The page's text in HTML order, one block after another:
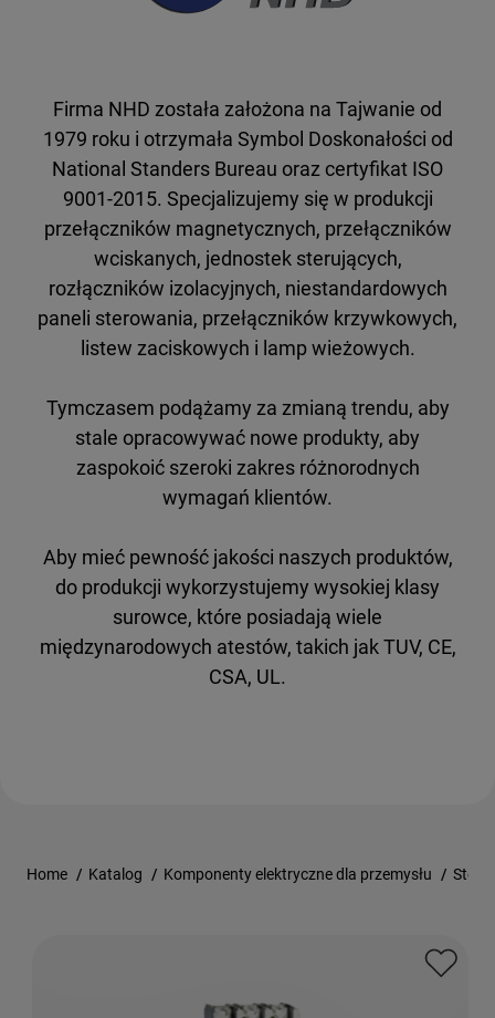
Firma NHD została założona na Tajwanie od
1979 roku i otrzymała Symbol Doskonałości od
National Standers Bureau oraz certyfikat ISO
9001-2015. Specjalizujemy się w produkcji
przełączników magnetycznych, przełączników
wciskanych, jednostek sterujących,
rozłączników izolacyjnych, niestandardowych
paneli sterowania, przełączników krzywkowych,
listew zaciskowych i lamp wieżowych.
Tymczasem podążamy za zmianą trendu, aby
stale opracowywać nowe produkty, aby
zaspokoić szeroki zakres różnorodnych
wymagań klientów.
Aby mieć pewność jakości naszych produktów,
do produkcji wykorzystujemy wysokiej klasy
surowce, które posiadają wiele
międzynarodowych atestów, takich jak TUV, CE,
CSA, UL.
Home / Katalog / Komponenty elektryczne dla przemysłu /